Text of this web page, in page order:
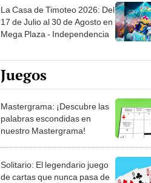
La Casa de Timoteo 2026: Del
17 de Julio al 30 de Agosto en
Mega Plaza - Independencia
Juegos
Mastergrama: ¡Descubre las
palabras escondidas en
nuestro Mastergrama!
Solitario: El legendario juego
de cartas que nunca pasa de